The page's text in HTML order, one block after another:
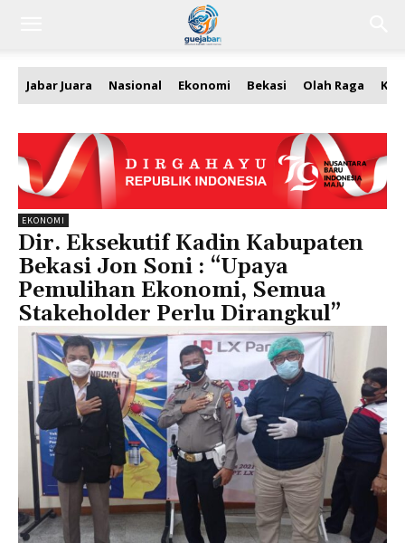
Jabar Juara Nasional Ekonomi Bekasi Olah Raga
EKONOMI
Dir. Eksekutif Kadin Kabupaten
Bekasi Jon Soni : “Upaya
Pemulihan Ekonomi, Semua
Stakeholder Perlu Dirangkul”